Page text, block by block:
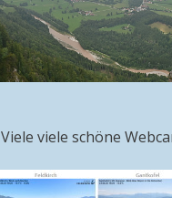
Viele viele schöne